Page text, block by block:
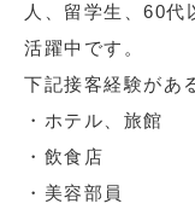
人、留学生、60代
活躍中です。
下記接客経験があ
・ホテル、旅館
・飲食店
・美容部員